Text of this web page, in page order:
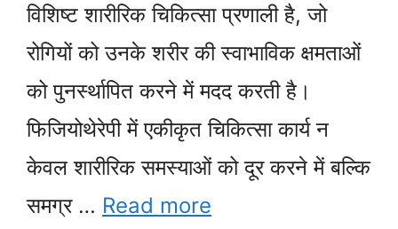
विशिष्ट शारीरिक चिकित्सा प्रणाली है, जो
रोगियों को उनके शरीर की स्वाभाविक क्षमताओं
को पुनर्स्थापित करने में मदद करती है।
फिजियोथेरेपी में एकीकृत चिकित्सा कार्य न
केवल शारीरिक समस्याओं को दूर करने में बल्कि
समग्र … Read more